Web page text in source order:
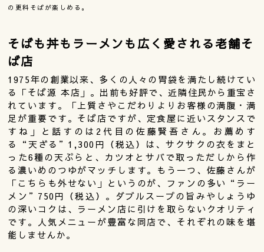
の更科そばが楽しめる。
そばも丼もラーメンも広く愛される老舗そ
ば店
1975年の創業以来、多くの人々の胃袋を満たし続けてい
る「そば源 本店」。出前も好評で、近隣住民から重宝さ
れています。「上質さやこだわりよりお客様の満腹・満
足が重要です。そば店ですが、定食屋に近いスタンスで
すね」と話すのは2代目の佐藤賢吾さん。お薦めす
る“天ざる”1,300円（税込）は、サクサクの衣をまと
った6種の天ぷらと、カツオとサバで取っただしから作
る濃いめのつゆがマッチします。もう一つ、佐藤さんが
「こちらも外せない」というのが、ファンの多い“ラー
メン”750円（税込）。ダブルスープの旨みやしょうゆ
の深いコクは、ラーメン店に引けを取らないクオリティ
です。人気メニューが豊富な同店で、それぞれの味を堪
能しませんか。